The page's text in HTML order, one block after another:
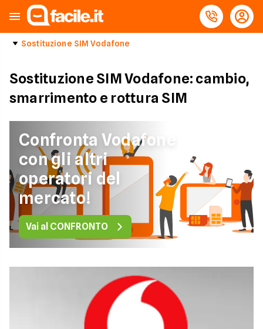
Sostituzione SIM Vodafone
Sostituzione SIM Vodafone: cambio,
smarrimento e rottura SIM
Confronta Vodafone
con gli altri
operatori del
mercato!
Vai al CONFRONTO